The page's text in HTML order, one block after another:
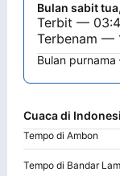
Bulan sabit
Terbit —
Terbenam —
Bulan
Cuaca di
Tempo di Ambon